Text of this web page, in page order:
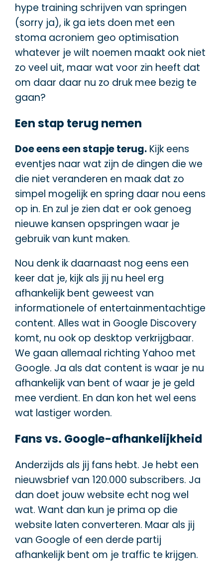
hype training schrijven van springen
(sorry ja), ik ga iets doen met een
stoma acroniem geo optimisation
whatever je wilt noemen maakt ook niet
zo veel uit, maar wat voor zin heeft dat
om daar daar nu zo druk mee bezig te
gaan?
Een stap terug nemen
Doe eens een stapje terug. Kijk eens
eventjes naar wat zijn de dingen die we
die niet veranderen en maak dat zo
simpel mogelijk en spring daar nou eens
op in. En zul je zien dat er ook genoeg
nieuwe kansen opspringen waar je
gebruik van kunt maken.
Nou denk ik daarnaast nog eens een
keer dat je, kijk als jij nu heel erg
afhankelijk bent geweest van
informationele of entertainmentachtige
content. Alles wat in Google Discovery
komt, nu ook op desktop verkrijgbaar.
We gaan allemaal richting Yahoo met
Google. Ja als dat content is waar je nu
afhankelijk van bent of waar je je geld
mee verdient. En dan kon het wel eens
wat lastiger worden.
Fans vs. Google-afhankelijkheid
Anderzijds als jij fans hebt. Je hebt een
nieuwsbrief van 120.000 subscribers. Ja
dan doet jouw website echt nog wel
wat. Want dan kun je prima op die
website laten converteren. Maar als jij
van Google of een derde partij
afhankelijk bent om je traffic te krijgen.